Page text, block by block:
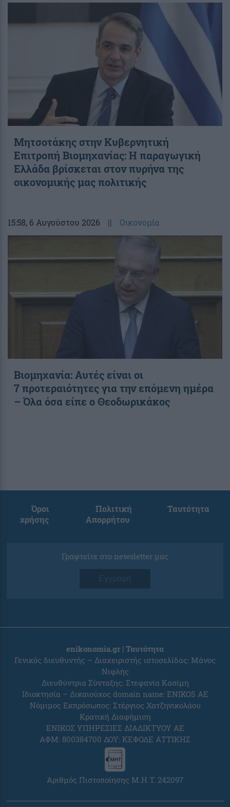
Μητσοτάκης στην Κυβερνητική
Επιτροπή Βιομηχανίας: Η παραγωγική
Ελλάδα βρίσκεται στον πυρήνα της
οικονομικής μας πολιτικής
15:58, 6 Αυγούστου 2026 || Οικονομία
Βιομηχανία: Αυτές είναι οι
7 προτεραιότητες για την επόμενη ημέρα
– Όλα όσα είπε ο Θεοδωρικάκος
Όροι
χρήσης
Πολιτική
Απορρήτου
Ταυτότητα
Γραφτείτε στο newsletter μας
Εγγραφή
enikonomia.gr | Ταυτότητα
Γενικός διευθυντής – Διαχειριστής ιστοσελίδας: Μάνος
Νιφλής
Διευθύντρια Σύνταξης: Στεφανία Κασίμη
Ιδιοκτησία – Δικαιούχος domain name: ENIKOS AE
Νόμιμος Εκπρόσωπος: Στέργιος Χατζηνικολάου
Κρατική Διαφήμιση
ΕΝΙΚΟΣ ΥΠΗΡΕΣΙΕΣ ΔΙΑΔΙΚΤΥΟΥ ΑΕ
ΑΦΜ: 800384700 ΔΟΥ: ΚΕΦΟΔΕ ΑΤΤΙΚΗΣ
Αριθμός Πιστοποίησης Μ.Η.Τ. 242097